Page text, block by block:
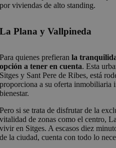
por viviendas de alto standing.
La Plana y Vallpineda
Para quienes prefieran la
opción a tener en cuenta. Esta
Sitges y Sant Pere de Ribes, está
proporciona a su oferta inmobiliaria
bienestar.
Pero si se trata de disfrutar de la
vitalidad de zonas como el centro,
vivir en Sitges. A escasos diez
de la ciudad, cuenta con todo lo